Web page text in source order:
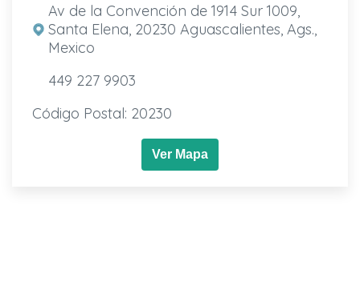
Av de la Convención de 1914 Sur 1009,
Santa Elena, 20230 Aguascalientes, Ags.,
Mexico
449 227 9903
Código Postal: 20230
Ver Mapa